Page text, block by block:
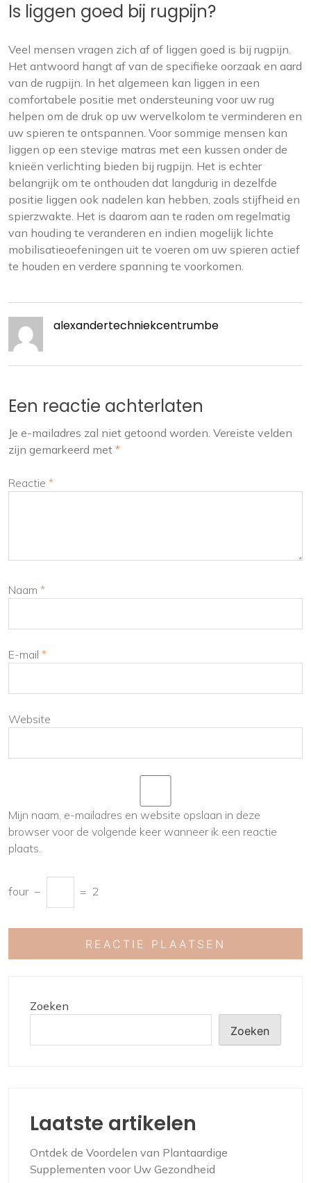
Is liggen goed bij rugpijn?
Veel mensen vragen zich af of liggen goed is bij rugpijn.
Het antwoord hangt af van de specifieke oorzaak en aard
van de rugpijn. In het algemeen kan liggen in een
comfortabele positie met ondersteuning voor uw rug
helpen om de druk op uw wervelkolom te verminderen en
uw spieren te ontspannen. Voor sommige mensen kan
liggen op een stevige matras met een kussen onder de
knieën verlichting bieden bij rugpijn. Het is echter
belangrijk om te onthouden dat langdurig in dezelfde
positie liggen ook nadelen kan hebben, zoals stijfheid en
spierzwakte. Het is daarom aan te raden om regelmatig
van houding te veranderen en indien mogelijk lichte
mobilisatieoefeningen uit te voeren om uw spieren actief
te houden en verdere spanning te voorkomen.
alexandertechniekcentrumbe
Een reactie achterlaten
Je e-mailadres zal niet getoond worden. Vereiste velden
zijn gemarkeerd met *
Reactie *
Naam *
E-mail *
Website
Mijn naam, e-mailadres en website opslaan in deze
browser voor de volgende keer wanneer ik een reactie
plaats.
four − = 2
Zoeken
Zoeken
Laatste artikelen
Ontdek de Voordelen van Plantaardige
Supplementen voor Uw Gezondheid